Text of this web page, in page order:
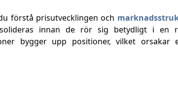
förstå prisutvecklingen och
innan de rör sig betydligt i en
bygger upp positioner, vilket orsakar